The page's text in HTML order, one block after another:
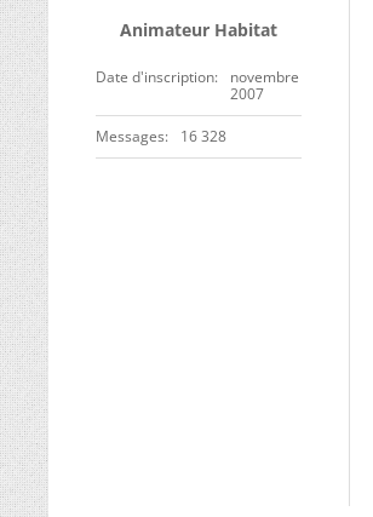
Animateur Habitat
Date d'inscription
novembre
2007
Messages 16 328